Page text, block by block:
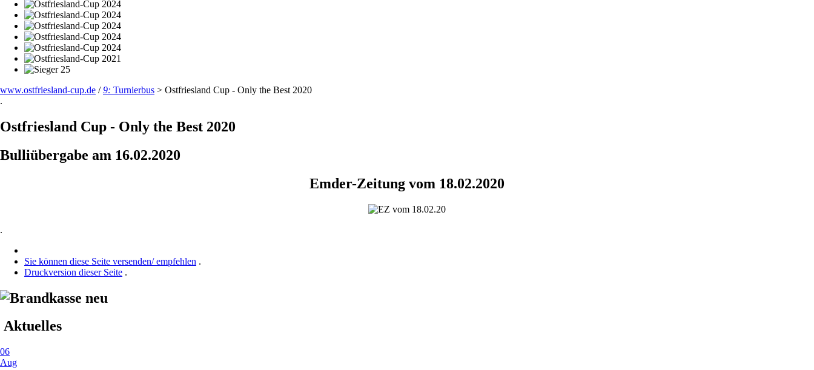
www.ostfriesland-cup.de /9: Turnierbus > Ostfriesland Cup - Only the Best 2020
.
Ostfriesland Cup - Only the Best 2020
Bulliübergabe am 16.02.2020
Emder-Zeitung vom 18.02.2020
.
Sie können diese Seite versenden/ empfehlen .
Druckversion dieser Seite .
Aktuelles
06
Aug